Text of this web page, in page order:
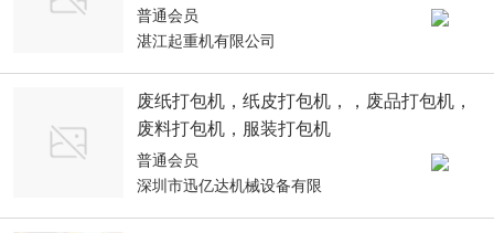
普通会员
湛江起重机有限公司
废纸打包机，纸皮打包机，，废品打包机，
废料打包机，服装打包机
普通会员
深圳市迅亿达机械设备有限